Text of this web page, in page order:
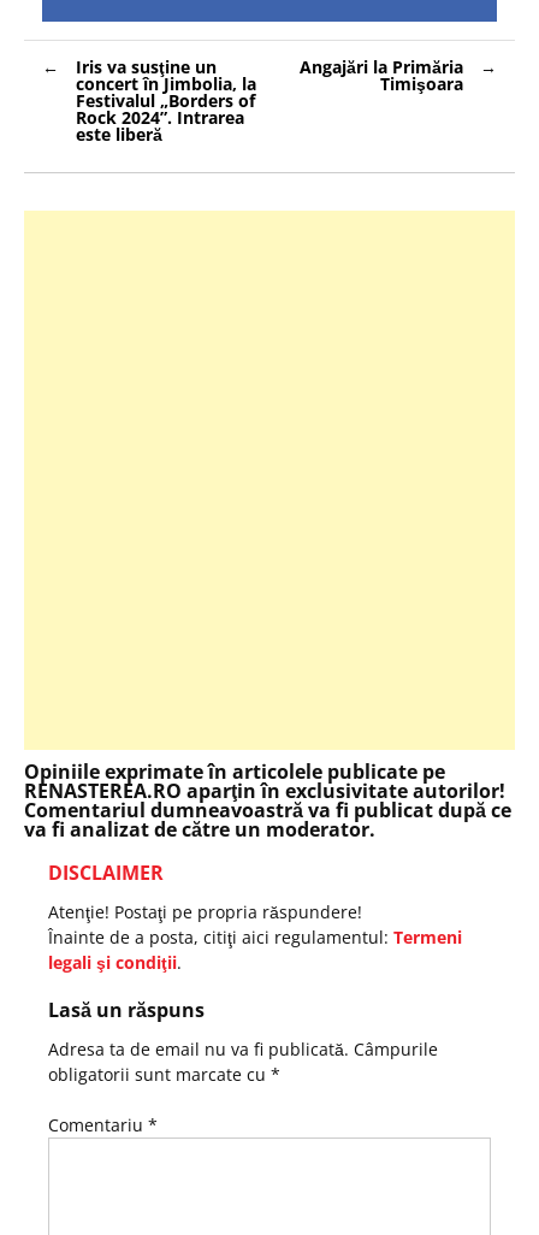
Navigare
în
articole
Iris va susţine un
concert în Jimbolia, la
Festivalul „Borders of
Rock 2024”. Intrarea
este liberă
Angajări la Primăria
Timişoara
Opiniile exprimate în articolele publicate pe
RENASTEREA.RO aparţin în exclusivitate autorilor!
Comentariul dumneavoastră va fi publicat după ce
va fi analizat de către un moderator.
DISCLAIMER
Atenţie! Postaţi pe propria răspundere!
Înainte de a posta, citiţi aici regulamentul: Termeni
legali şi condiţii.
Lasă un răspuns
Adresa ta de email nu va fi publicată. Câmpurile
obligatorii sunt marcate cu *
Comentariu *